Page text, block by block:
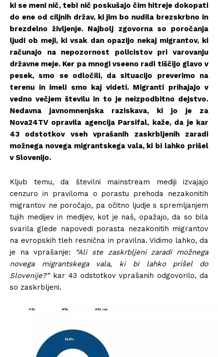
ki se meni nič, tebi nič poskušajo čim hitreje dokopati
do ene od ciljnih držav, ki jim bo nudila brezskrbno in
brezdelno življenje. Najbolj zgovorna so poročanja
ljudi ob meji, ki vsak dan opazijo nekaj migrantov, ki
računajo na nepozornost policistov pri varovanju
državne meje. Ker pa mnogi vseeno radi tiščijo glavo v
pesek, smo se odločili, da situacijo preverimo na
terenu in imeli smo kaj videti. Migranti prihajajo v
vedno večjem številu in to je neizpodbitno dejstvo.
Nedavna javnomnenjska raziskava, ki jo je za
Nova24TV opravila agencija Parsifal, kaže, da je kar
43 odstotkov vseh vprašanih zaskrbljenih zaradi
možnega novega migrantskega vala, ki bi lahko prišel
v Slovenijo.
Kljub temu, da številni mainstream mediji izvajajo
cenzuro in praviloma o porastu prehoda nezakonitih
migrantov ne poročajo, pa očitno ljudje s spremljanjem
tujih medijev in medijev, kot je naš, opažajo, da so bila
svarila glede napovedi porasta nezakonitih migrantov
na evropskih tleh resnična in pravilna. Vidimo lahko, da
je na vprašanje:
“Ali ste zaskrbljeni zaradi možnega
novega migrantskega vala, ki bi lahko prišel do
Slovenije?”kar 43 odstotkov vprašanih odgovorilo, da
so zaskrbljeni.